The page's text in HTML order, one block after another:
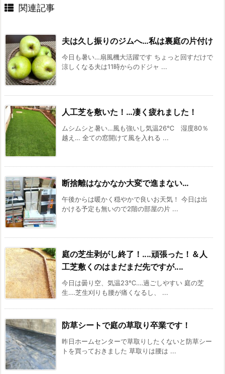
関連記事
夫は久し振りのジムへ…私は裏庭の片付け
今日も暑い…扇風機大活躍です ちょっと回すだけで
涼しくなる夫は11時からのドジャ ...
人工芝を敷いた！…凄く疲れました！
ムシムシと暑い…風も強いし気温26℃ 湿度80％
越え… 全ての窓開けて風を入れる ...
断捨離はなかなか大変で進まない…
午後からは暖かく穏やかで良いお天気！ 今日は出
かける予定も無いので2階の部屋の片 ...
庭の芝生剥がし終了！‥‥頑張った！＆人
工芝敷くのはまだまだ先ですが‥‥
今日は曇り空、気温23℃‥‥過ごしやすい 庭の芝
生‥‥芝生刈りも腰が痛くなるし、 ...
防草シートで庭の草取り卒業です！
昨日ホームセンターで草取りしたくないと防草シー
トを買っておきました 草取りは腰は ...